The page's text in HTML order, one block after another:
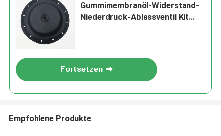
Gummimembranöl-Widerstand-
Niederdruck-Ablassventil Kit
Fortsetzen
Empfohlene Produkte